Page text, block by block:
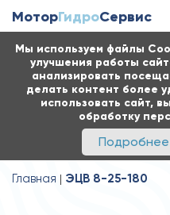
Мы используем файлы
улучшения работы
анализировать
делать контент более
использовать сайт,
обработку
Подробнее
МоторГидроСервис
Главная ЭЦВ 8-25-180